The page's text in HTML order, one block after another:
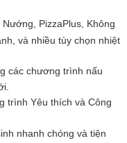
- nấu đối lưu/nấu bằng
của quá trình tự làm
415 V 2N~
240V~
PizzaPlus, Không
và nhiều tùy chọn nhiệt
các chương trình nấu
trình Yêu thích và Công
nhanh chóng và tiện